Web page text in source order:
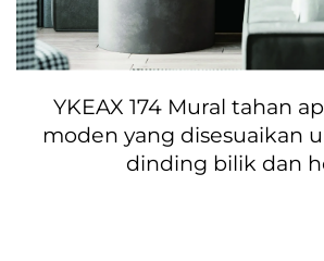
YKEAX 174 Mural tahan
moden yang disesuaikan
dinding bilik dan